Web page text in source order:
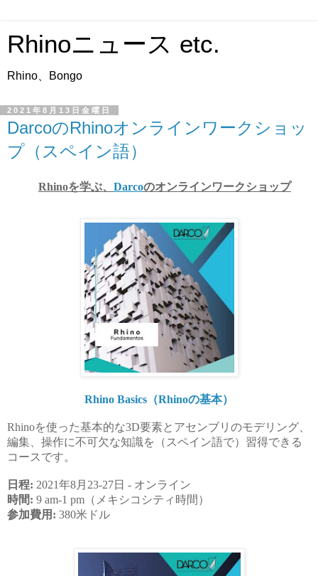
Rhinoニュース etc.
Rhino、Bongo
2021年8月13日金曜日
DarcoのRhinoオンラインワークショッ
プ（スペイン語）
Rhinoを学ぶ、 Darcoのオンラインワークショップ
Rhino Basics（Rhinoの基本）
Rhinoを使った基本的な3D要素とアセンブリのモデリング、
編集、操作に不可欠な知識を（スペイン語で）習得できる
コースです。
日程: 2021年8月23-27日 - オンライン
時間: 9 am-1 pm（メキシコシティ時間）
参加費用: 380米ドル